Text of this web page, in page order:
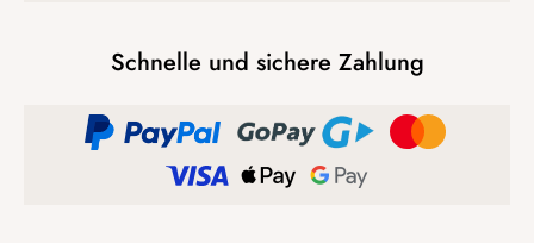
Schnelle und sichere Zahlung